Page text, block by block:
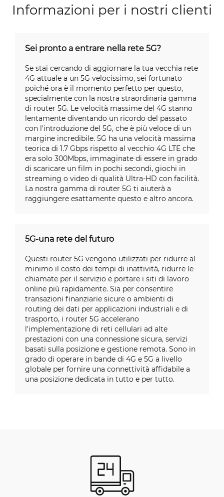
Informazioni per i nostri clienti
Sei pronto a entrare nella rete 5G?
Se stai cercando di aggiornare la tua vecchia rete
4G attuale a un 5G velocissimo, sei fortunato
poiché ora è il momento perfetto per questo,
specialmente con la nostra straordinaria gamma
di router 5G. Le velocità massime del 4G stanno
lentamente diventando un ricordo del passato
con l'introduzione del 5G, che è più veloce di un
margine incredibile. 5G ha una velocità massima
teorica di 1.7 Gbps rispetto al vecchio 4G LTE che
era solo 300Mbps, immaginate di essere in grado
di scaricare un film in pochi secondi, giochi in
streaming o video di qualità Ultra-HD con facilità.
La nostra gamma di router 5G ti aiuterà a
raggiungere esattamente questo e altro ancora.
5G-una rete del futuro
Questi router 5G vengono utilizzati per ridurre al
minimo il costo dei tempi di inattività, ridurre le
chiamate per il servizio e portare i siti di lavoro
online più rapidamente. Sia per consentire
transazioni finanziarie sicure o ambienti di
routing dei dati per applicazioni industriali e di
trasporto, i router 5G accelerano
l'implementazione di reti cellulari ad alte
prestazioni con una connessione sicura, servizi
basati sulla posizione e gestione remota. Sono in
grado di operare in bande di 4G e 5G a livello
globale per fornire una connettività affidabile a
una posizione dedicata in tutto e per tutto.